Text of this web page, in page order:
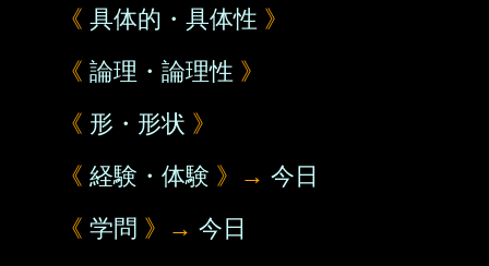
《 具体的・具体性 》
《 論理・論理性 》
《 形・形状 》
《 経験・体験 》→ 今日
《 学問 》→ 今日